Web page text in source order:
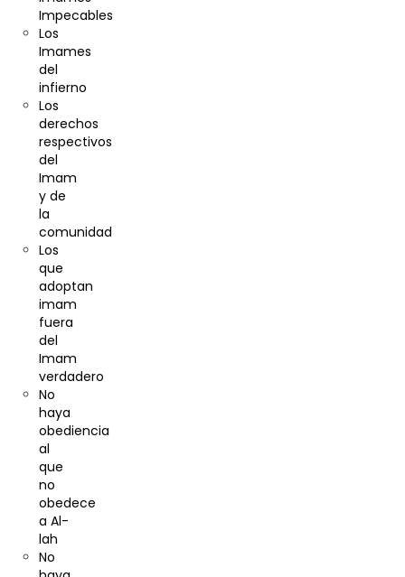
Impecables
Los
Imames
del
infierno
Los
derechos
respectivos
del
Imam
y de
la
comunidad
Los
que
adoptan
imam
fuera
del
Imam
verdadero
No
haya
obediencia
al
que
no
obedece
a Al-
lah
No